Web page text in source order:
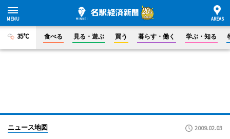
35°C 食べる 見る・遊ぶ 買う 暮らす・働く 学ぶ・知る
ニュース地図 2009.02.03